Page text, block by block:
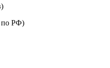
по РФ)